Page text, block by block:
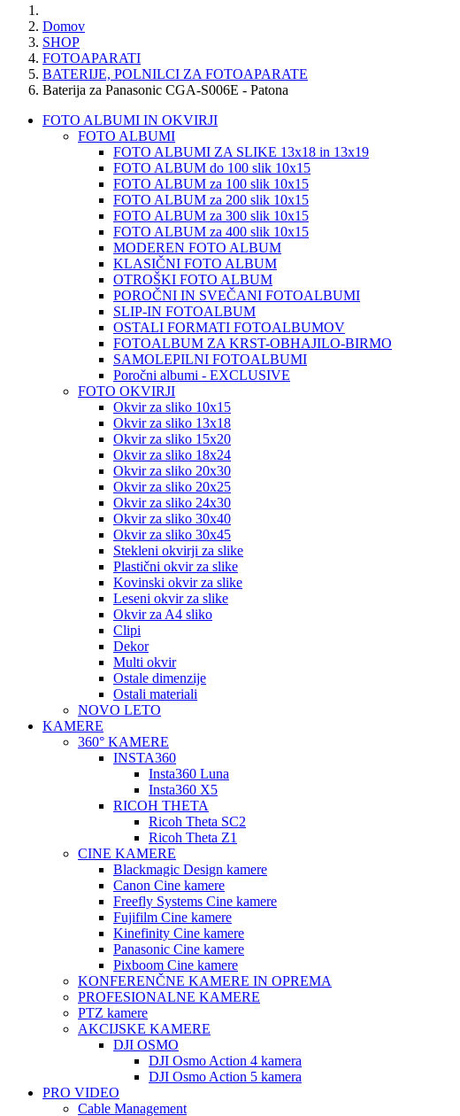
Domov
SHOP
FOTOAPARATI
BATERIJE, POLNILCI ZA FOTOAPARATE
Baterija za Panasonic CGA-S006E - Patona
FOTO ALBUMI IN OKVIRJI
FOTO ALBUMI
FOTO ALBUMI ZA SLIKE 13x18 in 13x19
FOTO ALBUM do 100 slik 10x15
FOTO ALBUM za 100 slik 10x15
FOTO ALBUM za 200 slik 10x15
FOTO ALBUM za 300 slik 10x15
FOTO ALBUM za 400 slik 10x15
MODEREN FOTO ALBUM
KLASIČNI FOTO ALBUM
OTROŠKI FOTO ALBUM
POROČNI IN SVEČANI FOTOALBUMI
SLIP-IN FOTOALBUM
OSTALI FORMATI FOTOALBUMOV
FOTOALBUM ZA KRST-OBHAJILO-BIRMO
SAMOLEPILNI FOTOALBUMI
Poročni albumi - EXCLUSIVE
FOTO OKVIRJI
Okvir za sliko 10x15
Okvir za sliko 13x18
Okvir za sliko 15x20
Okvir za sliko 18x24
Okvir za sliko 20x30
Okvir za sliko 20x25
Okvir za sliko 24x30
Okvir za sliko 30x40
Okvir za sliko 30x45
Stekleni okvirji za slike
Plastični okvir za slike
Kovinski okvir za slike
Leseni okvir za slike
Okvir za A4 sliko
Clipi
Dekor
Multi okvir
Ostale dimenzije
Ostali materiali
NOVO LETO
KAMERE
360° KAMERE
INSTA360
Insta360 Luna
Insta360 X5
RICOH THETA
Ricoh Theta SC2
Ricoh Theta Z1
CINE KAMERE
Blackmagic Design kamere
Canon Cine kamere
Freefly Systems Cine kamere
Fujifilm Cine kamere
Kinefinity Cine kamere
Panasonic Cine kamere
Pixboom Cine kamere
KONFERENČNE KAMERE IN OPREMA
PROFESIONALNE KAMERE
PTZ kamere
AKCIJSKE KAMERE
DJI OSMO
DJI Osmo Action 4 kamera
DJI Osmo Action 5 kamera
PRO VIDEO
Cable Management